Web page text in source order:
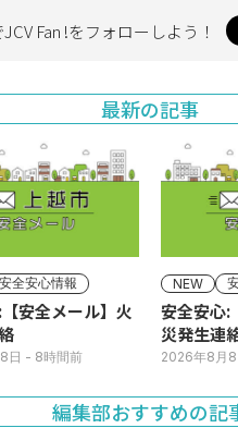
Fan !をフォローしよう！
最新の記事
安全安心情報
安全メール】火
日 - 8時間前
NEW
安全安心:
災発生連
2026年8月8
編集部おすすめの記